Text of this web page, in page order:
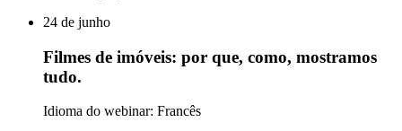
24 de junho
Filmes de imóveis: por que, como, mostramos
tudo.
Idioma do webinar: Francês